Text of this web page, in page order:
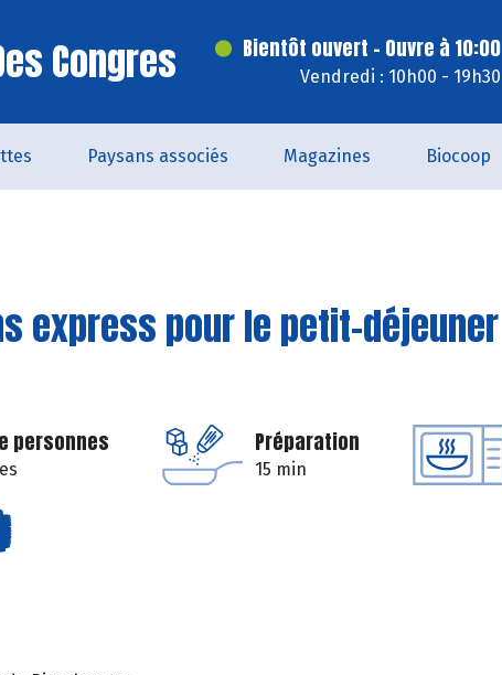
Congres Bientôt ouvert - Ouvre à 10:00
Vendredi : 10h00 - 19h30
Paysans associés Magazines Biocoop
express pour le petit-déjeuner
personnes Préparation
15 min